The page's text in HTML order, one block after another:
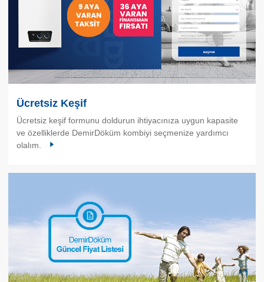
Ücretsiz Keşif
Ücretsiz keşif formunu doldurun ihtiyacınıza uygun kapasite
ve özelliklerde DemirDöküm kombiyi seçmenize yardımcı
olalım.